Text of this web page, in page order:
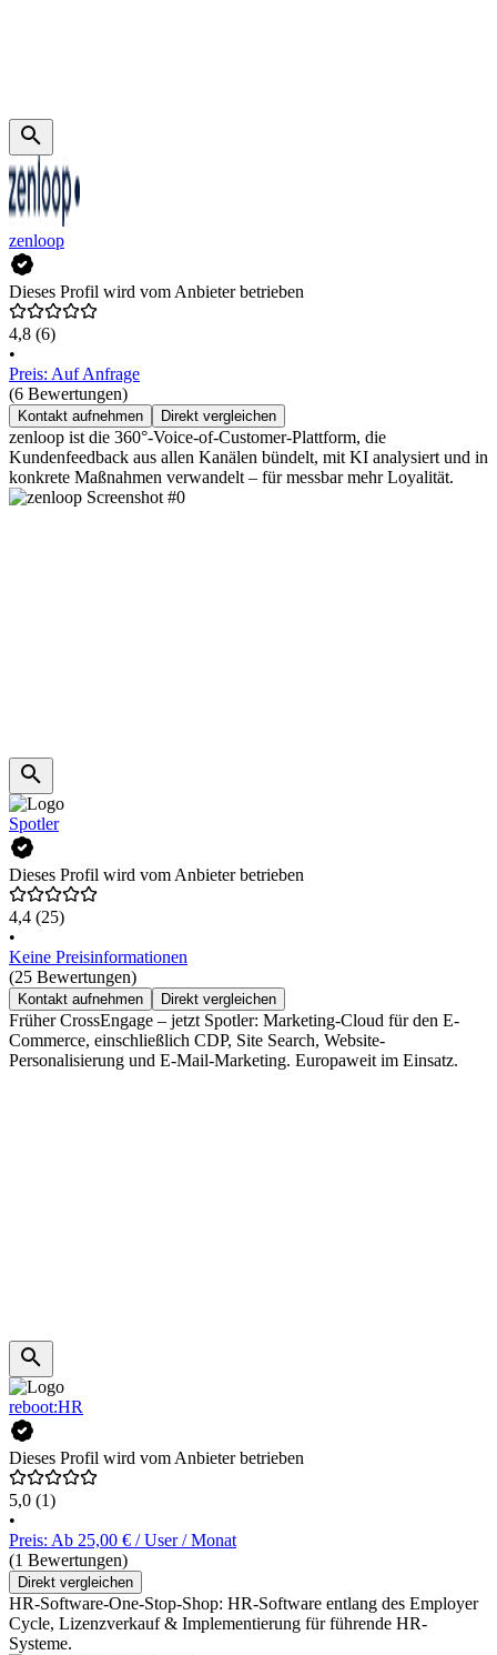
zenloop
Dieses Profil wird vom Anbieter betrieben
4,8 (6)
•
Preis: Auf Anfrage
(6 Bewertungen)
Kontakt aufnehmen Direkt vergleichen
zenloop ist die 360°-Voice-of-Customer-Plattform, die
Kundenfeedback aus allen Kanälen bündelt, mit KI analysiert und in
konkrete Maßnahmen verwandelt – für messbar mehr Loyalität.
Spotler
Dieses Profil wird vom Anbieter betrieben
4,4 (25)
•
Keine Preisinformationen
(25 Bewertungen)
Kontakt aufnehmen Direkt vergleichen
Früher CrossEngage – jetzt Spotler: Marketing-Cloud für den E-
Commerce, einschließlich CDP, Site Search, Website-
Personalisierung und E-Mail-Marketing. Europaweit im Einsatz.
reboot:HR
Dieses Profil wird vom Anbieter betrieben
5,0 (1)
•
Preis: Ab 25,00 € / User / Monat
(1 Bewertungen)
Direkt vergleichen
HR-Software-One-Stop-Shop: HR-Software entlang des Employer
Cycle, Lizenzverkauf & Implementierung für führende HR-
Systeme.